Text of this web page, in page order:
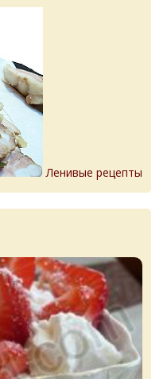
Ленивые рецепты